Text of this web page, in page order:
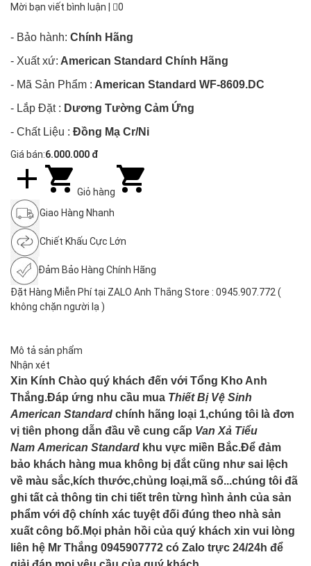
Mời bạn viết bình luận
0
- Bảo hành: Chính Hãng
- Xuất xứ: American Standard Chính Hãng
- Mã Sản Phẩm : American Standard WF-8609.DC
- Lắp Đặt : Dương Tường Cảm Ứng
- Chất Liệu : Đồng Mạ Cr/Ni
Giá bán:6.000.000 đ
Giỏ hàng
Giao Hàng Nhanh
Chiết Khấu Cực Lớn
Đảm Bảo Hàng Chính Hãng
Đặt Hàng Miễn Phí tại ZALO Anh Thắng Store : 0945.907.772 (
không chặn người lạ )
Mô tả sản phẩm
Nhận xét
Xin Kính Chào quý khách đến với Tổng Kho Anh
Thắng.Đáp ứng nhu cầu mua Thiết Bị Vệ Sinh
American Standard chính hãng loại 1,chúng tôi là đơn
vị tiên phong dẫn đầu về cung cấp Van Xả Tiểu
Nam American Standard khu vực miền Bắc.Để đảm
bảo khách hàng mua không bị đắt cũng như sai lệch
về màu sắc,kích thước,chủng loại,mã số...chúng tôi đã
ghi tất cả thông tin chi tiết trên từng hình ảnh của sản
phẩm với độ chính xác tuyệt đối đúng theo nhà sản
xuất công bố.Mọi phản hồi của quý khách xin vui lòng
liên hệ Mr Thắng 0945907772 có Zalo trực 24/24h để